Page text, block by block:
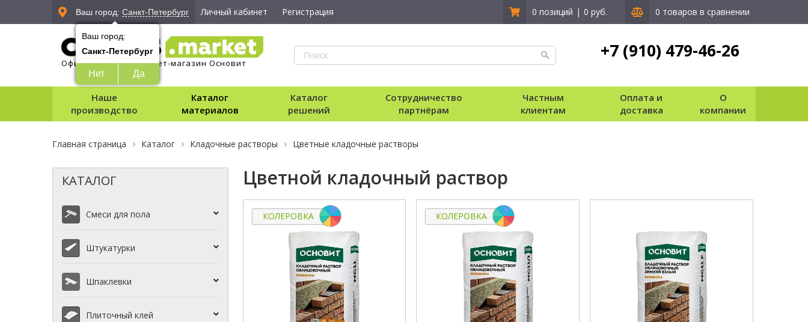
Ваш город: Санкт-Петербург
Ваш город:
Санкт-Петербург
Нет Да
Личный кабинет Регистрация 0 позиций | 0 руб. 0 товаров в сравнении
Официальный интернет-магазин Основит
+7 (910) 479-46-26
Наше
производство
Каталог
материалов
Каталог
решений
Сотрудничество
партнёрам
Частным
клиентам
Оплата и
доставка
О
компании
Главная страница Каталог Кладочные растворы Цветные кладочные растворы
КАТАЛОГ
Смеси для пола
Штукатурки
Шпаклевки
Плиточный клей
Цветной кладочный раствор
КОЛЕРОВКА КОЛЕРОВКА